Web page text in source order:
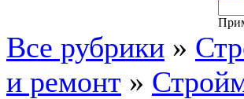
Все рубрики »
и ремонт »